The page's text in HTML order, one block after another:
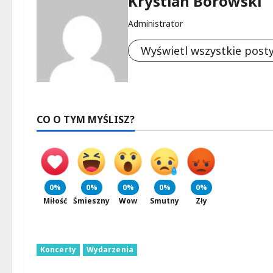
Administrator
Wyświetl wszystkie
CO O TYM MYŚLISZ?
0%
Miłość
0%
Śmieszny
0%
Wow
0%
Smutny
0%
Zły
Koncerty Wydarzenia